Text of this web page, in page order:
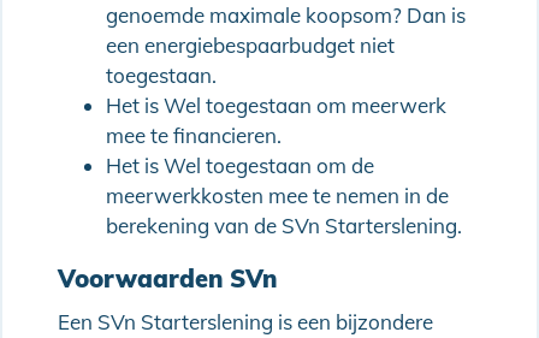
genoemde maximale koopsom? Dan is
een energiebespaarbudget niet
toegestaan.
Het is Wel toegestaan om meerwerk
mee te financieren.
Het is Wel toegestaan om de
meerwerkkosten mee te nemen in de
berekening van de SVn Starterslening.
Voorwaarden SVn
Een SVn Starterslening is een bijzondere